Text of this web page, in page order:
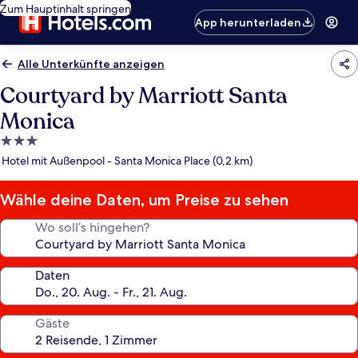
Zum Hauptinhalt springen
App herunterladen
Alle Unterkünfte anzeigen
Courtyard by Marriott Santa
Monica
3.0-
Sterne-
Hotel mit Außenpool - Santa Monica Place (0,2 km)
Wähle deine Daten, um Preise zu sehen
Wo soll’s hingehen?
Daten
Gäste